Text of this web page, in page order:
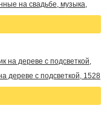
на свадьбе, музыка,
дереве с подсветкой, 1528